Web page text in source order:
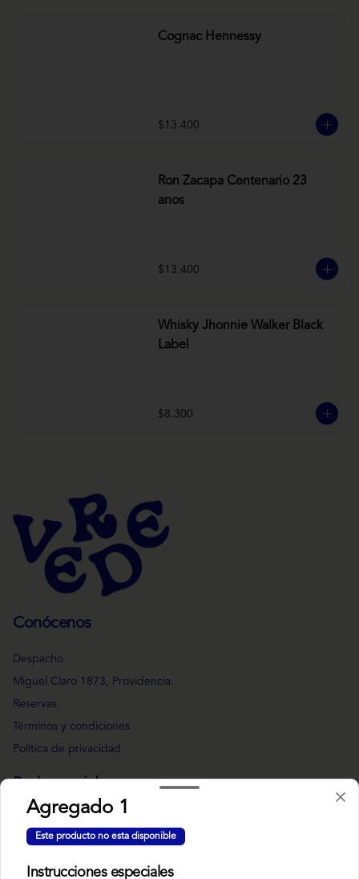
Cognac Hennessy
$13.400
Ron Zacapa Centenario 23
anos
$13.400
Whisky Jhonnie Walker Black
Label
$8.300
Conócenos
Despacho
Miguel Claro 1873, Providencia.
Reservas
Términos y condiciones
Política de privacidad
Redes sociales
Instagram
Facebook
Agregado 1
Este producto no esta disponible
Instrucciones especiales